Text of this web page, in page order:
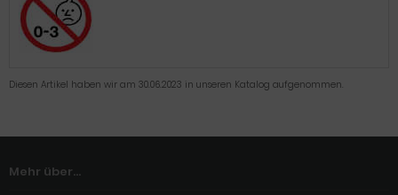
Diesen Artikel haben wir am 30.06.2023 in unseren Katalog aufgenommen.
Mehr über...